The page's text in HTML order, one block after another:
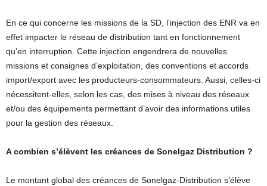
En ce qui concerne les missions de la SD, l’injection des ENR va en
effet impacter le réseau de distribution tant en fonctionnement
qu’en interruption. Cette injection engendrera de nouvelles
missions et consignes d’exploitation, des conventions et accords
import/export avec les producteurs-consommateurs. Aussi, celles-ci
nécessitent-elles, selon les cas, des mises à niveau des réseaux
et/ou des équipements permettant d’avoir des informations utiles
pour la gestion des réseaux.
A combien s’élèvent les créances de Sonelgaz Distribution ?
Le montant global des créances de Sonelgaz-Distribution s’élève